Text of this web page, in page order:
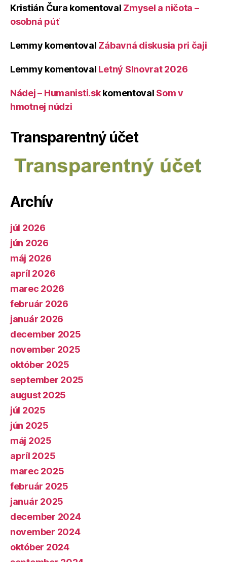
Kristián Čura komentoval Zmysel a ničota –
osobná púť
Lemmy komentoval Zábavná diskusia pri čaji
Lemmy komentoval Letný Slnovrat 2026
Nádej – Humanisti.skkomentoval Som v
hmotnej núdzi
Transparentný účet
Archív
júl 2026
jún 2026
máj 2026
apríl 2026
marec 2026
február 2026
január 2026
december 2025
november 2025
október 2025
september 2025
august 2025
júl 2025
jún 2025
máj 2025
apríl 2025
marec 2025
február 2025
január 2025
december 2024
november 2024
október 2024